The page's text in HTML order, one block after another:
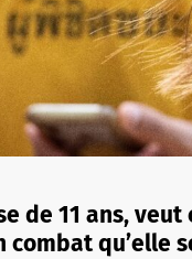
de 11 ans,veut
combat qu’elle